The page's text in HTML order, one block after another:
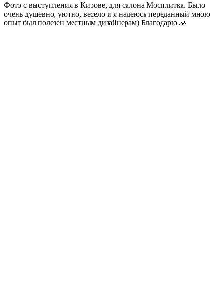
Фото с выступления в Кирове, для салона Мосплитка. Было
очень душевно, уютно, весело и я надеюсь переданный мною
опыт был полезен местным дизайнерам) Благодарю 🙏